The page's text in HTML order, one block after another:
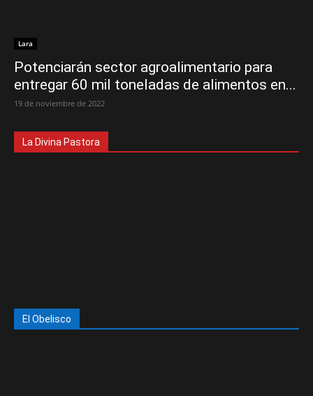
Lara
Potenciarán sector agroalimentario para
entregar 60 mil toneladas de alimentos en...
19 de noviembre de 2022
La Divina Pastora
El Obelisco